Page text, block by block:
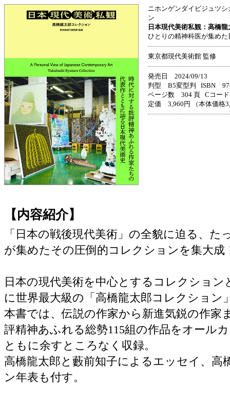
ニホンゲンダイビジュツ
ン
日本現代美術私観：高橋
ひとりの精神科医が集めた
東京都現代美術館 監修
発売日 2024/09/13
判型 B5変型判 ISBN
ページ数 304 頁 Cコー
定価 3,960円 （本体価格
【内容紹介】
「日本の戦後現代美術」の全貌に迫る、た
が集めたその圧倒的コレクションを集大成
日本の現代美術を中心とするコレクショ
に世界最大級の「高橋龍太郎コレクション
本書では、伝説の作家から新進気鋭の作家
評精神あふれる総勢115組の作品をオール
ともに余すところなく収録。
高橋龍太郎と藪前知子によるエッセイ、高
ン年表も付す。